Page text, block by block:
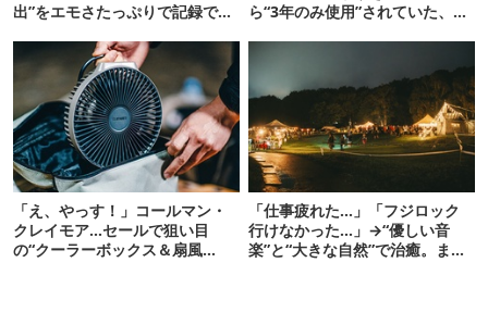
出”をエモさたっぷりで記録でき
ら“3年のみ使用”されていた、紫
「え、やっす！」コールマン・
クレイモア…セールで狙い目
の“クーラーボックス＆扇風
「仕事疲れた…」「フジロック
行けなかった…」→“優しい音
楽”と“大きな自然”で治癒。まだ